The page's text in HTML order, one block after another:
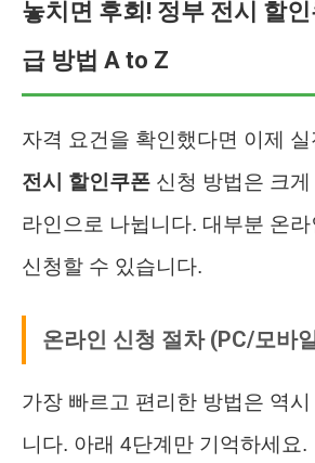
놓치면 후회! 정부 전시 할
급 방법 A to Z
자격 요건을 확인했다면 이제
전시 할인쿠폰 신청 방법은 크
라인으로 나뉩니다. 대부분 온
신청할 수 있습니다.
온라인 신청 절차 (PC/모바
가장 빠르고 편리한 방법은 역
니다. 아래 4단계만 기억하세요.